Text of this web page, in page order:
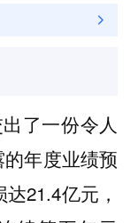
了一份令人
年度业绩预
21.4亿元，